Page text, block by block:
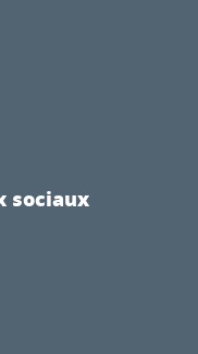
sociaux